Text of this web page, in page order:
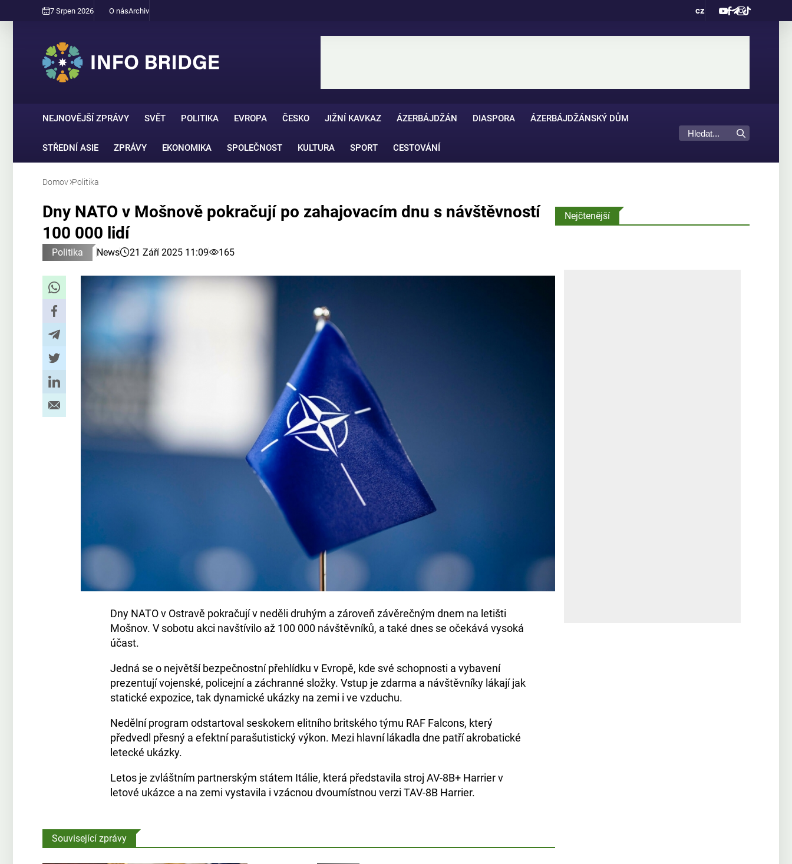
7 Srpen 2026 O násArchiv cz
NEJNOVĚJŠÍ ZPRÁVY SVĚT POLITIKA EVROPA ČESKO JIŽNÍ KAVKAZ ÁZERBÁJDŽÁN DIASPORA ÁZERBÁJDŽÁNSKÝ DŮM
STŘEDNÍ ASIE ZPRÁVY EKONOMIKA SPOLEČNOST KULTURA SPORT CESTOVÁNÍ
Domov Politika
Dny NATO v Mošnově pokračují po zahajovacím dnu s návštěvností
100 000 lidí
Politika News 21 Září 2025 11:09 165
Dny NATO v Ostravě pokračují v neděli druhým a zároveň závěrečným dnem na letišti
Mošnov. V sobotu akci navštívilo až 100 000 návštěvníků, a také dnes se očekává vysoká
účast.
Jedná se o největší bezpečnostní přehlídku v Evropě, kde své schopnosti a vybavení
prezentují vojenské, policejní a záchranné složky. Vstup je zdarma a návštěvníky lákají jak
statické expozice, tak dynamické ukázky na zemi i ve vzduchu.
Nedělní program odstartoval seskokem elitního britského týmu RAF Falcons, který
předvedl přesný a efektní parašutistický výkon. Mezi hlavní lákadla dne patří akrobatické
letecké ukázky.
Letos je zvláštním partnerským státem Itálie, která představila stroj AV-8B+ Harrier v
letové ukázce a na zemi vystavila i vzácnou dvoumístnou verzi TAV-8B Harrier.
Související zprávy
Nejčtenější